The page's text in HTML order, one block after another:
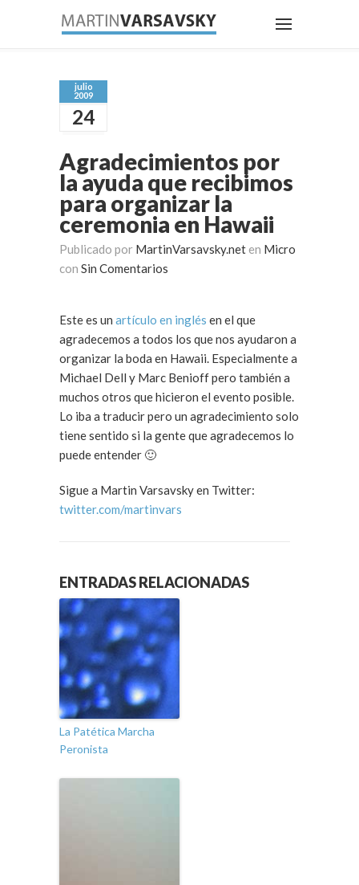
julio
2009
24
Agradecimientos por
la ayuda que recibimos
para organizar la
ceremonia en Hawaii
Publicado por MartinVarsavsky.net en Micro
con Sin Comentarios
Este es un artículo en inglés en el que
agradecemos a todos los que nos ayudaron a
organizar la boda en Hawaii. Especialmente a
Michael Dell y Marc Benioff pero también a
muchos otros que hicieron el evento posible.
Lo iba a traducir pero un agradecimiento solo
tiene sentido si la gente que agradecemos lo
puede entender 🙂
Sigue a Martin Varsavsky en Twitter:
twitter.com/martinvars
ENTRADAS RELACIONADAS
La Patética Marcha
Peronista